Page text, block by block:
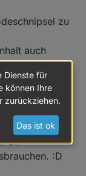
zu
auch
1
19:28
ein
:D
Dienste für
können Ihre
zurückziehen.
Das ist ok